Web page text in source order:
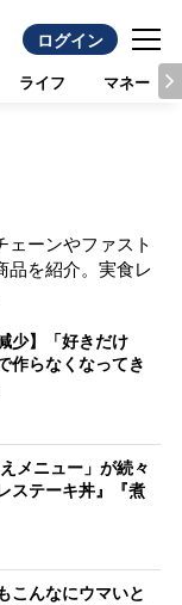
ログイン
ライフ マネー
ェーンやファスト
品を紹介。実食レ
少】「好きだけ
作らなくなってき
メニュー」が続々
ステーキ丼』『煮
こんなにウマいと